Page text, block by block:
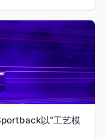
以“工艺模